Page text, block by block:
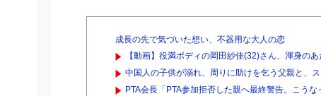
成長の先で気づいた想い、不器用な大人の恋
【動画】役満ボディの岡田紗佳(32)さん、渾身の
中国人の子供が溺れ、周りに助けを乞う父親と、
PTA会長「PTA参加拒否した親へ最終警告。こうな